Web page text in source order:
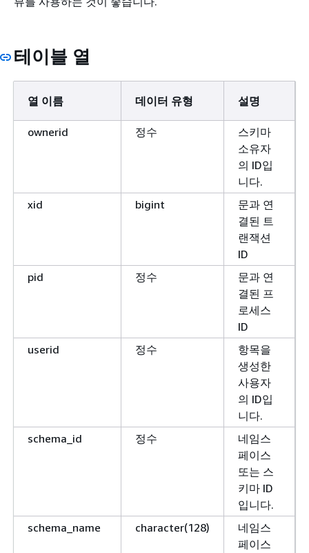
테이블 열
열 이름 데이터 유형 설명
ownerid 정수
스키마
소유자
의 ID입
니다.
xid
bigint
문과 연
결된 트
랜잭션
ID
pid
정수
문과 연
결된 프
로세스
ID
userid
정수
항목을
생성한
사용자
의 ID입
니다.
schema_id
정수
네임스
페이스
또는 스
키마 ID
입니다.
schema_name
character(128)
네임스
페이스